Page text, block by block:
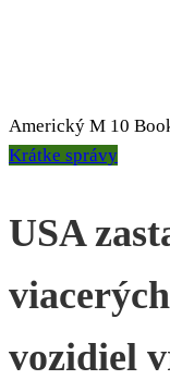
Americký M 10
Krátke správy
USA
vozidiel